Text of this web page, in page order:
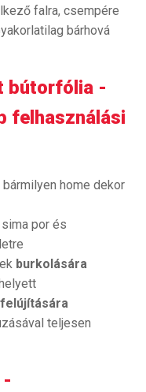
falra, csempére
bárhová
bútorfólia -
felhasználási
bármilyen home dekor
sima por és
burkolására
teljesen
-